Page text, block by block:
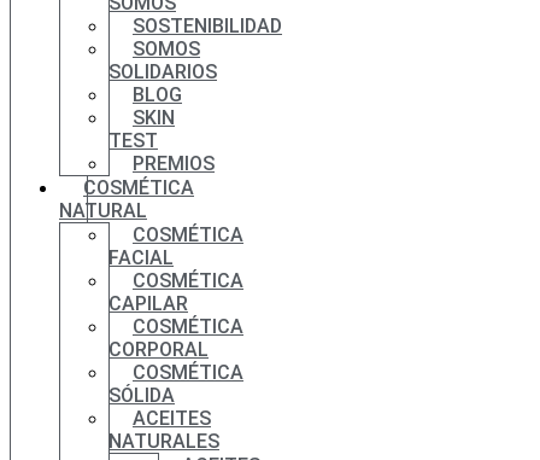
SOSTENIBILIDAD
SOMOS
SOLIDARIOS
BLOG
SKIN
TEST
PREMIOS
COSMÉTICA
NATURAL
COSMÉTICA
FACIAL
COSMÉTICA
CAPILAR
COSMÉTICA
CORPORAL
COSMÉTICA
SÓLIDA
ACEITES
NATURALES